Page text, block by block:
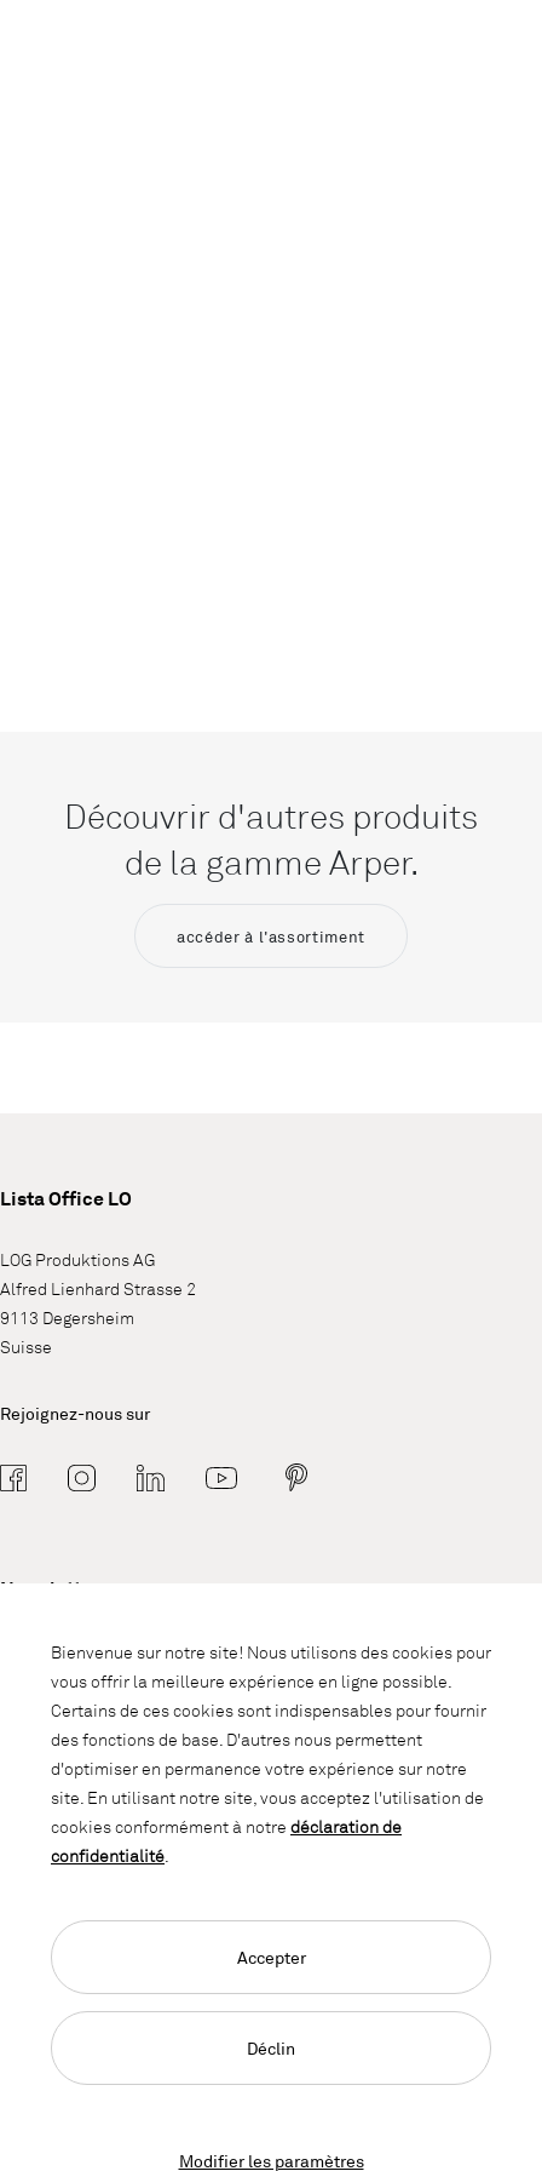
Découvrir d'autres produits
de la gamme Arper.
accéder à l'assortiment
Lista Office LO
LOG Produktions AG
Alfred Lienhard Strasse 2
9113 Degersheim
Suisse
Rejoignez-nous sur
Newsletter
Abonnez-vous à notre newsletter et
soyez informé des promotions, des
nouveautés et des trends d'intérieur.
Language Navigation
Deutsch
Impressum Déclaration de confidentialité
Bienvenue sur notre site! Nous utilisons des cookies pour
vous offrir la meilleure expérience en ligne possible.
Certains de ces cookies sont indispensables pour fournir
des fonctions de base. D'autres nous permettent
d'optimiser en permanence votre expérience sur notre
site. En utilisant notre site, vous acceptez l'utilisation de
cookies conformément à notre déclaration de
confidentialité
Modifier les paramètres
Déclin
Accepter